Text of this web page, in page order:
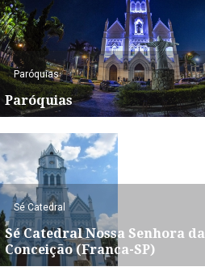
Paróquias
Paróquias
Sé Catedral
Sé Catedral Nossa Senhora da
Conceição (Franca-SP)